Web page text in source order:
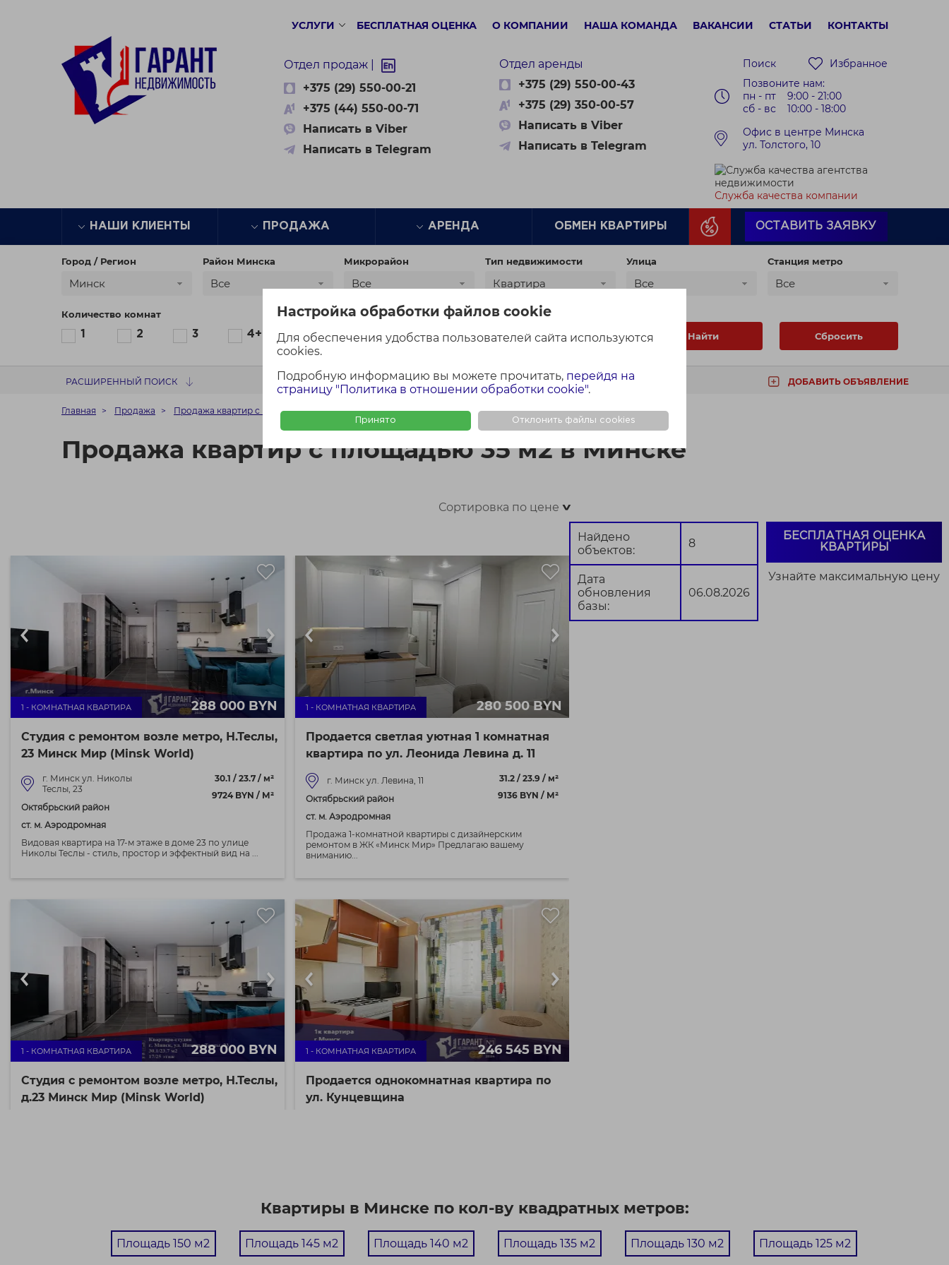
Настройка обработки файлов cookie
Для обеспечения удобства пользователей сайта используются
cookies.
Подробную информацию вы можете прочитать, перейдя на
страницу "Политика в отношении обработки cookie".
Принято Отклонить файлы cookies
УСЛУГИ БЕСПЛАТНАЯ ОЦЕНКА О КОМПАНИИ НАША КОМАНДА ВАКАНСИИ СТАТЬИ КОНТАКТЫ
Отдел продаж |
+375 (29) 550-00-21
+375 (44) 550-00-71
Написать в Viber
Написать в Telegram
Отдел аренды
+375 (29) 550-00-43
+375 (29) 350-00-57
Написать в Viber
Написать в Telegram
Поиск
Избранное
Позвоните нам:
пн - пт 9:00 - 21:00
сб - вс 10:00 - 18:00
Офис в центре Минска
ул. Толстого, 10
Служба качества компании
НАШИ КЛИЕНТЫ ПРОДАЖА АРЕНДА ОБМЕН КВАРТИРЫ ОСТАВИТЬ ЗАЯВКУ
Город / Регион
Минск
Район Минска
Все
Микрорайон
Все
Тип недвижимости
Квартира
Улица
Все
Станция метро
Все
Количество комнат
1 2 3 4+
Цена
Найти
Сбросить
РАСШИРЕННЫЙ ПОИСК ФОТО + КАРТА ФОТО КАРТА ДОБАВИТЬ ОБЪЯВЛЕНИЕ
Главная Продажа Продажа квартир с площадью 35 м2 в Минске
Продажа квартир с площадью 35 м2 в Минске
Сортировка по цене>
1 - КОМНАТНАЯ КВАРТИРА 288 000 BYN
Студия с ремонтом возле метро, Н.Теслы,
23 Минск Мир (Minsk World)
г. Минск ул. Николы
Теслы, 23
Октябрьский район
ст. м. Аэродромная
30.1 / 23.7 / м²
9724 BYN / М²
Видовая квартира на 17‑м этаже в доме 23 по улице
Николы Теслы - стиль, простор и эффектный вид на ...
1 - КОМНАТНАЯ КВАРТИРА 280 500 BYN
Продается светлая уютная 1 комнатная
квартира по ул. Леонида Левина д. 11
г. Минск ул. Левина, 11
Октябрьский район
ст. м. Аэродромная
31.2 / 23.9 / м²
9136 BYN / М²
Продажа 1-комнатной квартиры с дизайнерским
ремонтом в ЖК «Минск Мир» Предлагаю вашему
вниманию...
1 - КОМНАТНАЯ КВАРТИРА 288 000 BYN
Студия с ремонтом возле метро, Н.Теслы,
д.23 Минск Мир (Minsk World)
1 - КОМНАТНАЯ КВАРТИРА 246 545 BYN
Продается однокомнатная квартира по
ул. Кунцевщина
Найдено
объектов:
8
Дата
обновления
базы:
06.08.2026
БЕСПЛАТНАЯ ОЦЕНКА
КВАРТИРЫ
Узнайте максимальную цену
Квартиры в Минске по кол-ву квадратных метров:
Площадь 150 м2 Площадь 145 м2 Площадь 140 м2 Площадь 135 м2 Площадь 130 м2 Площадь 125 м2